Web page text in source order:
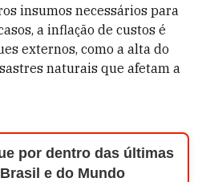
insumos necessários para
a inflação de custos é
externos, como a alta do
naturais que afetam a
por dentro das últimas
e do Mundo